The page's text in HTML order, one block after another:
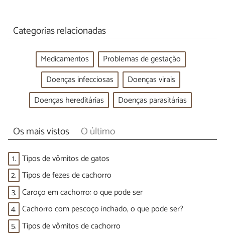
Categorias relacionadas
Medicamentos
Problemas de gestação
Doenças infecciosas
Doenças virais
Doenças hereditárias
Doenças parasitárias
Os mais vistos O último
1. Tipos de vômitos de gatos
2. Tipos de fezes de cachorro
3. Caroço em cachorro: o que pode ser
4. Cachorro com pescoço inchado, o que pode ser?
5. Tipos de vômitos de cachorro